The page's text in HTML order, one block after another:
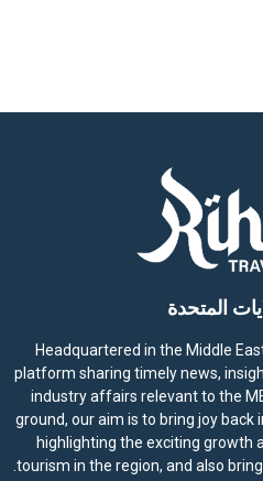
المتحدة
Headquartered in the Middle
platform sharing timely news,
industry affairs relevant to the
ground, our aim is to bring joy
highlighting the exciting growth
tourism in the region, and also